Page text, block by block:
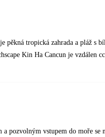
pěkná tropická zahrada a pláž
Kin Ha Cancun je vzdálen
a pozvolným vstupem do moře